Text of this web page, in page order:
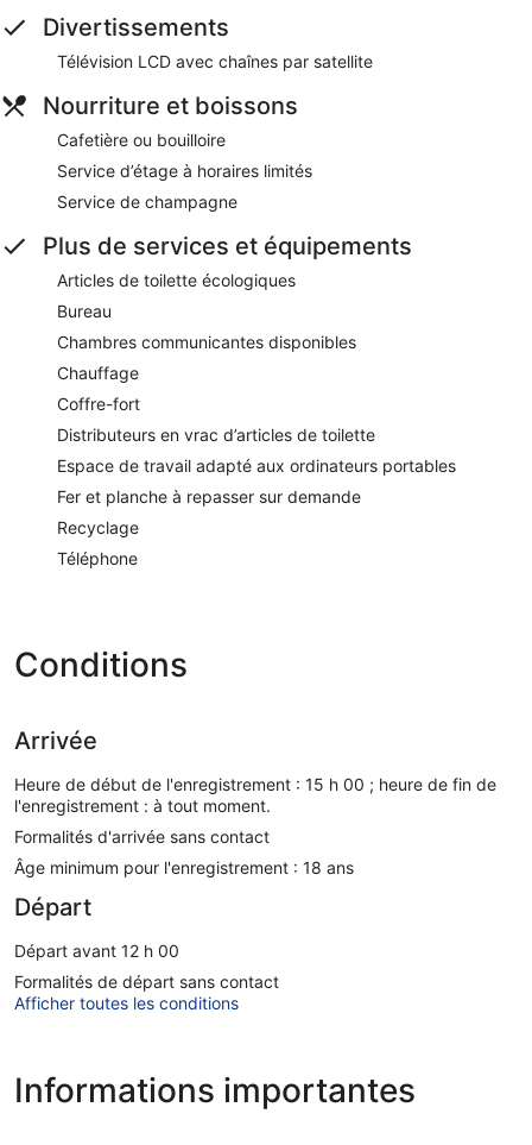
Divertissements
Télévision LCD avec chaînes par satellite
Nourriture et boissons
Cafetière ou bouilloire
Service d’étage à horaires limités
Service de champagne
Plus de services et équipements
Articles de toilette écologiques
Bureau
Chambres communicantes disponibles
Chauffage
Coffre-fort
Distributeurs en vrac d’articles de toilette
Espace de travail adapté aux ordinateurs portables
Fer et planche à repasser sur demande
Recyclage
Téléphone
Conditions
Arrivée
Heure de début de l'enregistrement : 15 h 00 ; heure de fin de
l'enregistrement : à tout moment.
Formalités d'arrivée sans contact
Âge minimum pour l'enregistrement : 18 ans
Départ
Départ avant 12 h 00
Formalités de départ sans contact
Afficher toutes les conditions
Informations importantes